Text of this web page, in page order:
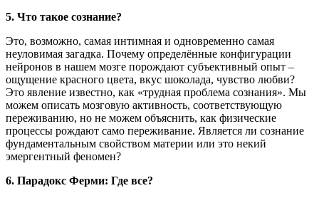
5. Что такое сознание?
Это, возможно, самая интимная и одновременно самая
неуловимая загадка. Почему определённые конфигурации
нейронов в нашем мозге порождают субъективный опыт –
ощущение красного цвета, вкус шоколада, чувство любви?
Это явление известно, как «трудная проблема сознания». Мы
можем описать мозговую активность, соответствующую
переживанию, но не можем объяснить, как физические
процессы рождают само переживание. Является ли сознание
фундаментальным свойством материи или это некий
эмергентный феномен?
6. Парадокс Ферми: Где все?